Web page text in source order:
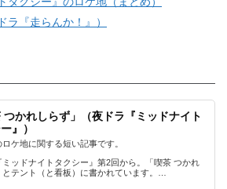
ラ『走らんか！』）
つかれしらず」（夜ドラ『ミッドナイト
』）
ロケ地に関する短い記事です。
ミッドナイトタクシー』第2回から。「喫茶 つかれ
とテント（と看板）に書かれています。…